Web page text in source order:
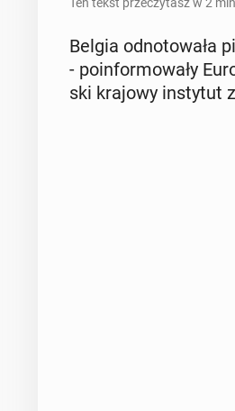
Belgia od­no­to­wa­ła
- po­in­for­mo­wa­ły
ski krajowy in­sty­tut